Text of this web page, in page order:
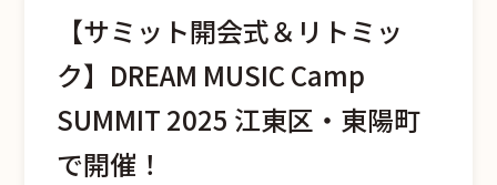
【サミット開会式＆リトミッ
ク】DREAM MUSIC Camp
SUMMIT 2025 江東区・東陽町
で開催！